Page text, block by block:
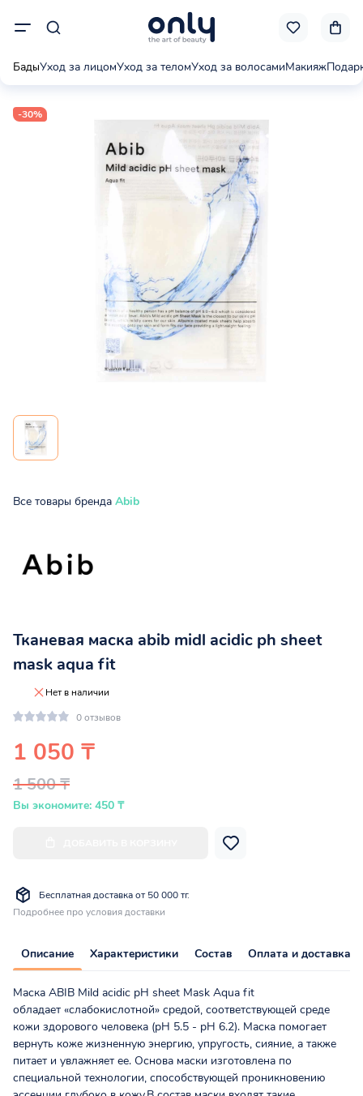
БадыУход за лицомУход за теломУход за волосамиМакияж
-30%
Все товары бренда Abib
Тканевая маска abib midl acidic ph sheet
mask aqua fit
Нет в наличии
0 отзывов
1 050 ₸
1 500 ₸
Вы экономите: 450 ₸
Бесплатная доставка от 50 000 тг.
Подробнее про условия доставки
Описание Характеристики Состав Оплата и доставка
Маска ABIB Mild acidic pH sheet Mask Aqua fit
обладает «слабокислотной» средой, соответствующей среде
кожи здорового человека (pH 5.5 - pH 6.2). Маска помогает
вернуть коже жизненную энергию, упругость, сияние, а также
питает и увлажняет ее. Основа маски изготовлена по
специальной технологии, способствующей проникновению